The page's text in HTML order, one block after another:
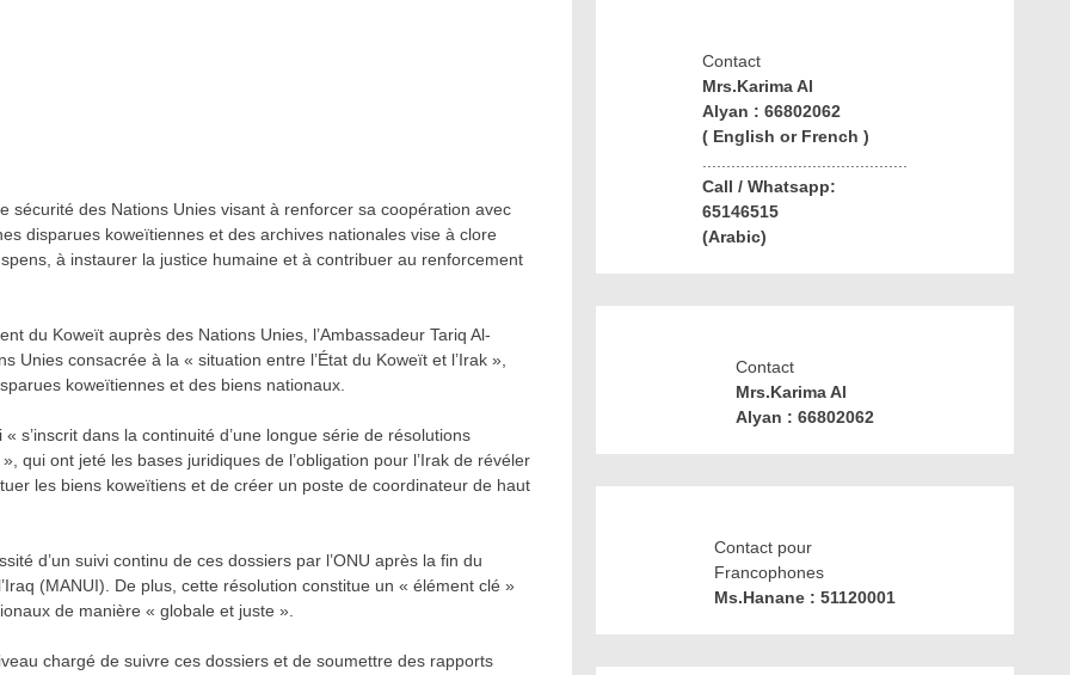
des Nations Unies visant à renforcer sa coopération avec
disparues koweïtiennes et des archives nationales vise à clore
à instaurer la justice humaine et à contribuer au renforcement
du Koweït auprès des Nations Unies, l’Ambassadeur Tariq Al-
Unies consacrée à la « situation entre l’État du Koweït et l’Irak »,
koweïtiennes et des biens nationaux.
s’inscrit dans la continuité d’une longue série de résolutions
qui ont jeté les bases juridiques de l’obligation pour l’Irak de révéler
les biens koweïtiens et de créer un poste de coordinateur de haut
d’un suivi continu de ces dossiers par l’ONU après la fin du
(MANUI). De plus, cette résolution constitue un « élément clé »
de manière « globale et juste ».
chargé de suivre ces dossiers et de soumettre des rapports
Contact
Mrs.Karima Al
Alyan : 66802062
( English or French )
...........................................
Call / Whatsapp:
65146515
(Arabic)
Contact
Mrs.Karima Al
Alyan : 66802062
Contact pour
Francophones
Ms.Hanane : 51120001